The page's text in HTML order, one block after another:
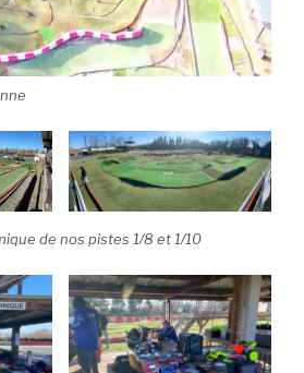
de nos pistes 1/8 et 1/10